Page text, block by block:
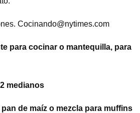
Cocinando@nytimes.com
para cocinar o mantequilla, para
medianos
pan de maíz o mezcla para muffins